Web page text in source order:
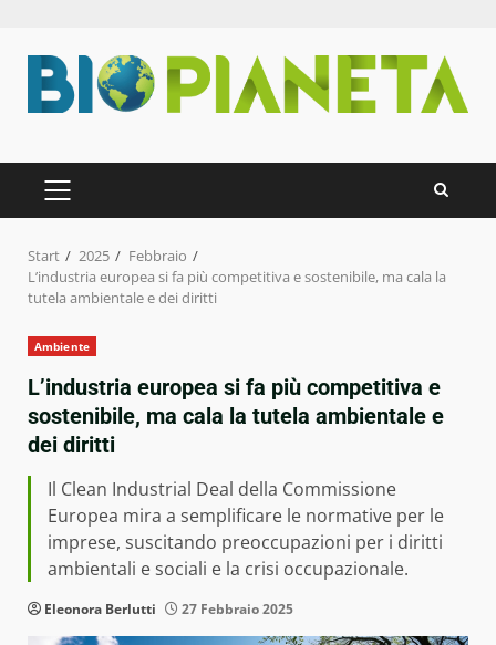
Inhalt
springen
PRIMÄRES
MENÜ
Start 2025
Febbraio
L’industria europea si fa più competitiva e sostenibile, ma cala la
tutela ambientale e dei diritti
Ambiente
L’industria europea si fa più competitiva e
sostenibile, ma cala la tutela ambientale e
dei diritti
Il Clean Industrial Deal della Commissione
Europea mira a semplificare le normative per le
imprese, suscitando preoccupazioni per i diritti
ambientali e sociali e la crisi occupazionale.
Eleonora Berlutti 27 Febbraio 2025